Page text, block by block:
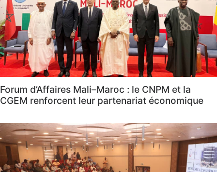
Forum d’Affaires Mali–Maroc : le CNPM et la
CGEM renforcent leur partenariat économique